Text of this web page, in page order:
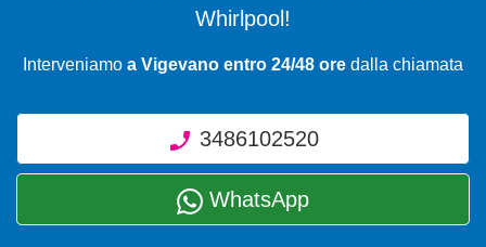
Whirlpool!
Interveniamo a Vigevano entro 24/48 ore dalla chiamata
3486102520
WhatsApp